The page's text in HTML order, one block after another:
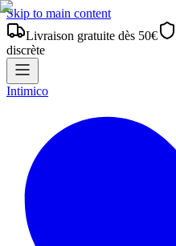
Skip to main content
Livraison gratuite dès 50€
discrète
Intimico